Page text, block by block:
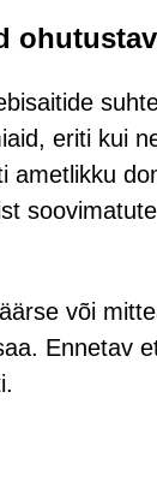
eriti kui
või
Ennetav